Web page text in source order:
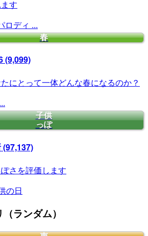
す
ロディ ...
春
(9,099)
にとって一体どんな春になるのか？
...
子供
っぽ
(97,137)
さを評価します
の日
ランダム）